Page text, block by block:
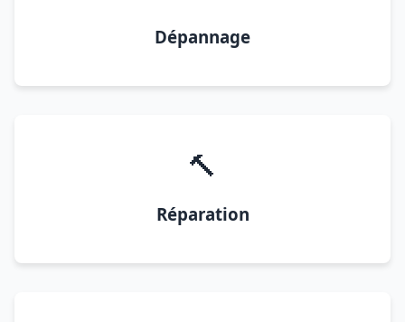
Dépannage
🔨
Réparation